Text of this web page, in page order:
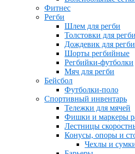
Фитнес
Регби
Шлем для регби
Толстовки для регби
Дождевик для регби
Шорты регбийные
Регбийки-футболки
Мяч для регби
Бейсбол
Футболки-поло
Спортивный инвентарь
Тележки для мячей
Фишки и маркеры
Лестницы
Конусы, опоры и
Чехлы и